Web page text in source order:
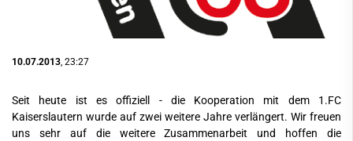
10.07.2013 , 23:27
Seit heute ist es offiziell - die Kooperation mit dem 1.FC
Kaiserslautern wurde auf zwei weitere Jahre verlängert. Wir freuen
uns sehr auf die weitere Zusammenarbeit und hoffen die